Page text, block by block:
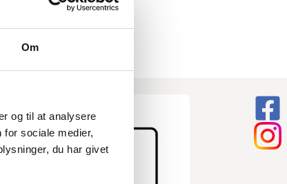
Om
og til at analysere
sociale medier,
du har givet